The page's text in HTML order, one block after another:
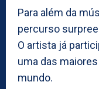
Para além da
percurso
O artista já
uma das
mundo.